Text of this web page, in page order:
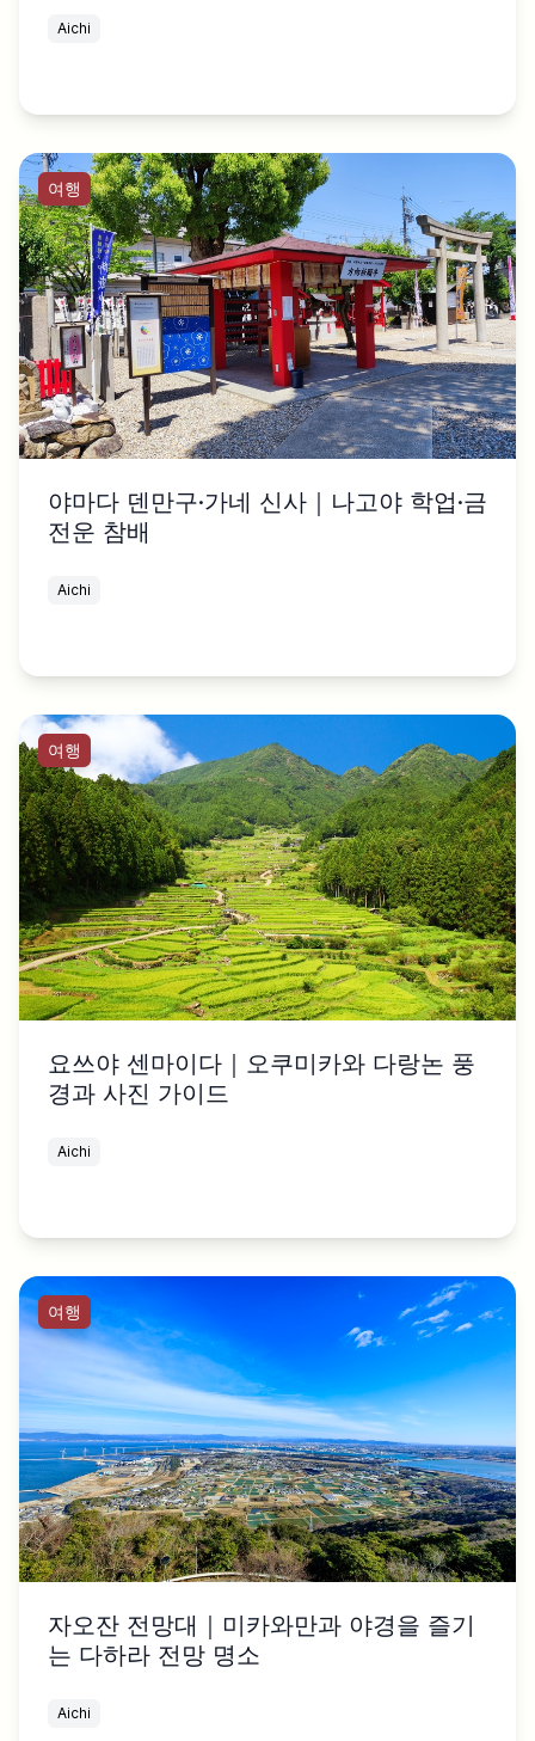
Aichi
여행
야마다 덴만구·가네 신사｜나고야 학업·금
전운 참배
Aichi
여행
요쓰야 센마이다｜오쿠미카와 다랑논 풍
경과 사진 가이드
Aichi
여행
자오잔 전망대｜미카와만과 야경을 즐기
는 다하라 전망 명소
Aichi